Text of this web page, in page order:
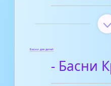
Басни для детей
- Басни